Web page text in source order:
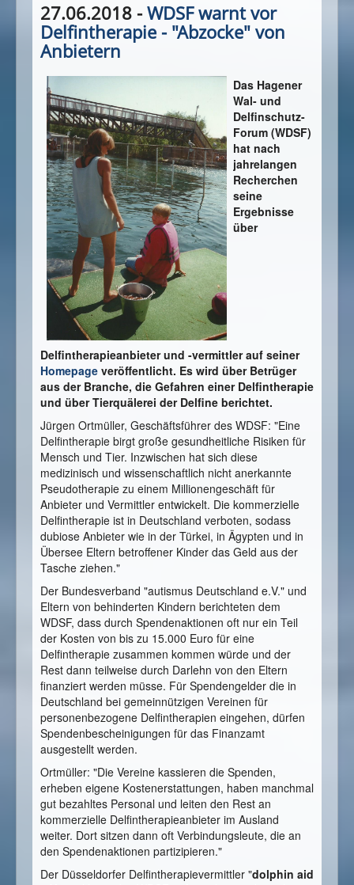
27.06.2018 - WDSF warnt vor
Delfintherapie - "Abzocke" von
Anbietern
Das Hagener
Wal- und
Delfinschutz-
Forum (WDSF)
hat nach
jahrelangen
Recherchen
seine
Ergebnisse
über
Delfintherapieanbieter und -vermittler auf seiner
Homepage veröffentlicht. Es wird über Betrüger
aus der Branche, die Gefahren einer Delfintherapie
und über Tierquälerei der Delfine berichtet.
Jürgen Ortmüller, Geschäftsführer des WDSF: "Eine
Delfintherapie birgt große gesundheitliche Risiken für
Mensch und Tier. Inzwischen hat sich diese
medizinisch und wissenschaftlich nicht anerkannte
Pseudotherapie zu einem Millionengeschäft für
Anbieter und Vermittler entwickelt. Die kommerzielle
Delfintherapie ist in Deutschland verboten, sodass
dubiose Anbieter wie in der Türkei, in Ägypten und in
Übersee Eltern betroffener Kinder das Geld aus der
Tasche ziehen."
Der Bundesverband "autismus Deutschland e.V." und
Eltern von behinderten Kindern berichteten dem
WDSF, dass durch Spendenaktionen oft nur ein Teil
der Kosten von bis zu 15.000 Euro für eine
Delfintherapie zusammen kommen würde und der
Rest dann teilweise durch Darlehn von den Eltern
finanziert werden müsse. Für Spendengelder die in
Deutschland bei gemeinnützigen Vereinen für
personenbezogene Delfintherapien eingehen, dürfen
Spendenbescheinigungen für das Finanzamt
ausgestellt werden.
Ortmüller: "Die Vereine kassieren die Spenden,
erheben eigene Kostenerstattungen, haben manchmal
gut bezahltes Personal und leiten den Rest an
kommerzielle Delfintherapieanbieter im Ausland
weiter. Dort sitzen dann oft Verbindungsleute, die an
den Spendenaktionen partizipieren."
Der Düsseldorfer Delfintherapievermittler "dolphin aid